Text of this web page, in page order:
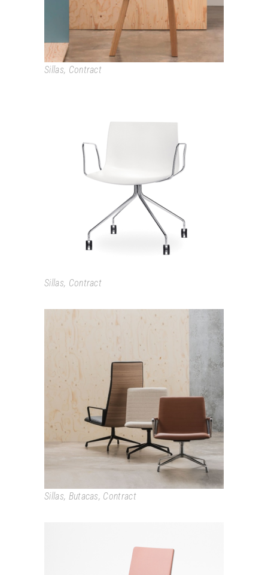
Sillas, Contract
CATIFA
Sillas, Contract
FLEX EXECUTIVE
Sillas, Butacas, Contract